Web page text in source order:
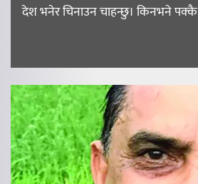
देश भनेर चिनाउन चाहन्छु। किनभने पक्कै